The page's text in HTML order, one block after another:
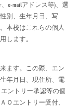
e-mailアドレス等)、選
別、生年月日、写
本校はこれらの個人
します。
ます。この際、エン
年月日、現住所、電
ントリー承認等の個
Ｏエントリー受付、